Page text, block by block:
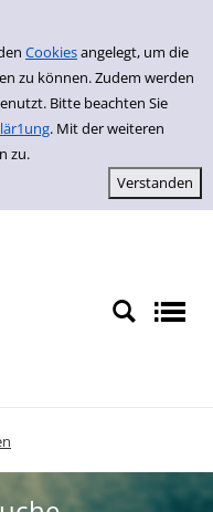
Cookiesangelegt, um die
zu können. Zudem werden
Bitte beachten Sie
. Mit der weiteren
zu.